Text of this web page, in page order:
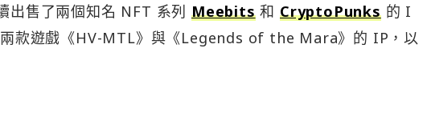
出售了兩個知名 NFT 系列 Meebits和CryptoPunks的 I
兩款遊戲《HV-MTL》與《Legends of the Mara》的 IP，以